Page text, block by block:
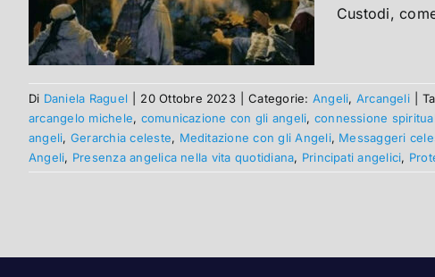
Custodi,
Di Daniela Raguel 20 Ottobre 2023 Categorie: Angeli, Arcangeli
arcangelo michele, comunicazione con gli angeli, connessione
angeli, Gerarchia celeste, Meditazione con gli Angeli, Messaggeri
Angeli, Presenza angelica nella vita quotidiana, Principati angelici,